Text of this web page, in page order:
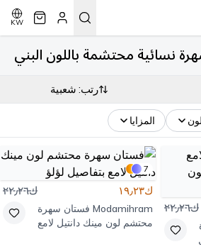
KW
نسائية محتشمة باللون البني
رتب: شعبية
لون المزايا
ك٢٢٫٢٦
7
ك١٩٫٢٣ ك٢٢٫٢٦
Modamihram فستان سهرة
محتشم لون مينك دانتيل لامع